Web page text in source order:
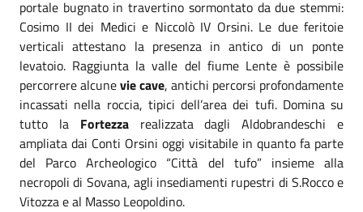
portale bugnato in travertino sormontato da due stemmi:
Cosimo II dei Medici e Niccolò IV Orsini. Le due feritoie
verticali attestano la presenza in antico di un ponte
levatoio. Raggiunta la valle del fiume Lente è possibile
percorrere alcunevie cave, antichi percorsi profondamente
incassati nella roccia, tipici dell’area dei tufi. Domina su
tutto la Fortezzarealizzata dagli Aldobrandeschi e
ampliata dai Conti Orsini oggi visitabile in quanto fa parte
del Parco Archeologico “Città del tufo” insieme alla
necropoli di Sovana, agli insediamenti rupestri di S.Rocco e
Vitozza e al Masso Leopoldino.